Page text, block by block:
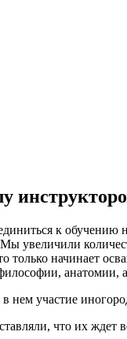
к обучению
увеличили
только начинает
нем участие
что их ждет